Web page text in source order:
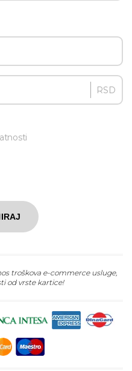
RSD
troškova e-commerce usluge,
od vrste kartice!